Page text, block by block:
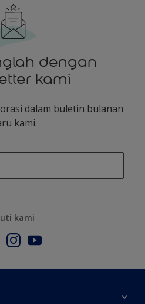
dengan
kami
dalam buletin bulanan
kami.
kami